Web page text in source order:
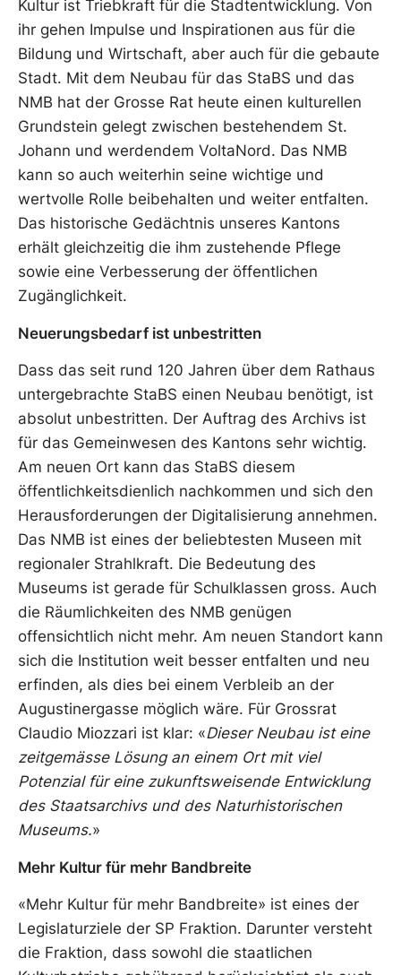
Kultur ist Triebkraft für die Stadtentwicklung. Von
ihr gehen Impulse und Inspirationen aus für die
Bildung und Wirtschaft, aber auch für die gebaute
Stadt. Mit dem Neubau für das StaBS und das
NMB hat der Grosse Rat heute einen kulturellen
Grundstein gelegt zwischen bestehendem St.
Johann und werdendem VoltaNord. Das NMB
kann so auch weiterhin seine wichtige und
wertvolle Rolle beibehalten und weiter entfalten.
Das historische Gedächtnis unseres Kantons
erhält gleichzeitig die ihm zustehende Pflege
sowie eine Verbesserung der öffentlichen
Zugänglichkeit.
Neuerungsbedarf ist unbestritten
Dass das seit rund 120 Jahren über dem Rathaus
untergebrachte StaBS einen Neubau benötigt, ist
absolut unbestritten. Der Auftrag des Archivs ist
für das Gemeinwesen des Kantons sehr wichtig.
Am neuen Ort kann das StaBS diesem
öffentlichkeitsdienlich nachkommen und sich den
Herausforderungen der Digitalisierung annehmen.
Das NMB ist eines der beliebtesten Museen mit
regionaler Strahlkraft. Die Bedeutung des
Museums ist gerade für Schulklassen gross. Auch
die Räumlichkeiten des NMB genügen
offensichtlich nicht mehr. Am neuen Standort kann
sich die Institution weit besser entfalten und neu
erfinden, als dies bei einem Verbleib an der
Augustinergasse möglich wäre. Für Grossrat
Claudio Miozzari ist klar: «Dieser Neubau ist eine
zeitgemässe Lösung an einem Ort mit viel
Potenzial für eine zukunftsweisende Entwicklung
des Staatsarchivs und des Naturhistorischen
Museums.»
Mehr Kultur für mehr Bandbreite
«Mehr Kultur für mehr Bandbreite» ist eines der
Legislaturziele der SP Fraktion. Darunter versteht
die Fraktion, dass sowohl die staatlichen